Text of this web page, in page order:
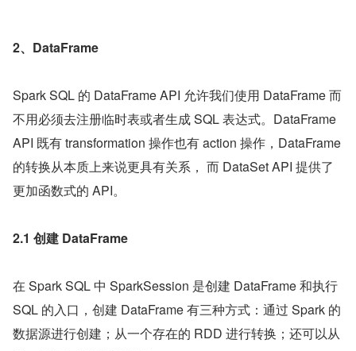
2、DataFrame
Spark SQL 的 DataFrame API 允许我们使用 DataFrame 而
不用必须去注册临时表或者生成 SQL 表达式。DataFrame
API 既有 transformation 操作也有 action 操作，DataFrame
的转换从本质上来说更具有关系， 而 DataSet API 提供了
更加函数式的 API。
2.1 创建 DataFrame
在 Spark SQL 中 SparkSession 是创建 DataFrame 和执行
SQL 的入口，创建 DataFrame 有三种方式：通过 Spark 的
数据源进行创建；从一个存在的 RDD 进行转换；还可以从